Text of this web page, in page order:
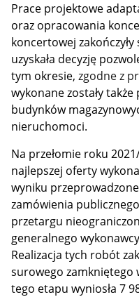
Prace projektowe
oraz opracowania
koncertowej zakończyły
uzyskała decyzję
tym okresie,zgodne z
wykonane zostały
budynków
nieruchomoci.
Na przełomie roku
najlepszej oferty
wyniku
zamówienia
przetargu
generalnego
Realizacja tych robót
surowego
tego etapu wyniosła 7